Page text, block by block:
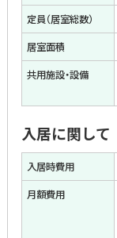
定員（居室総数）
居室面積
共用施設・設備
入居に関して
入居時費用
月額費用